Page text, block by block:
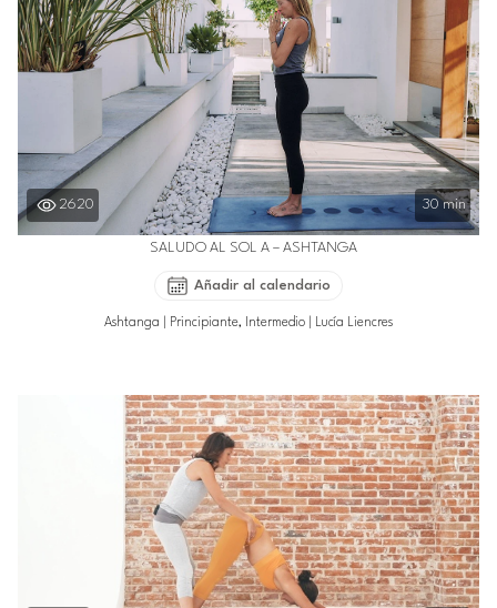
2620 30 min
SALUDO AL SOL A – ASHTANGA
Añadir al calendario
Ashtanga Principiante, Intermedio Lucía Liencres